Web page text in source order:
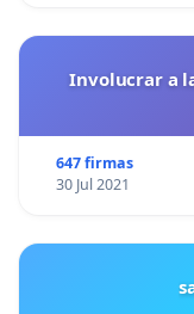
Involucrar a
647 firmas
30 Jul 2021